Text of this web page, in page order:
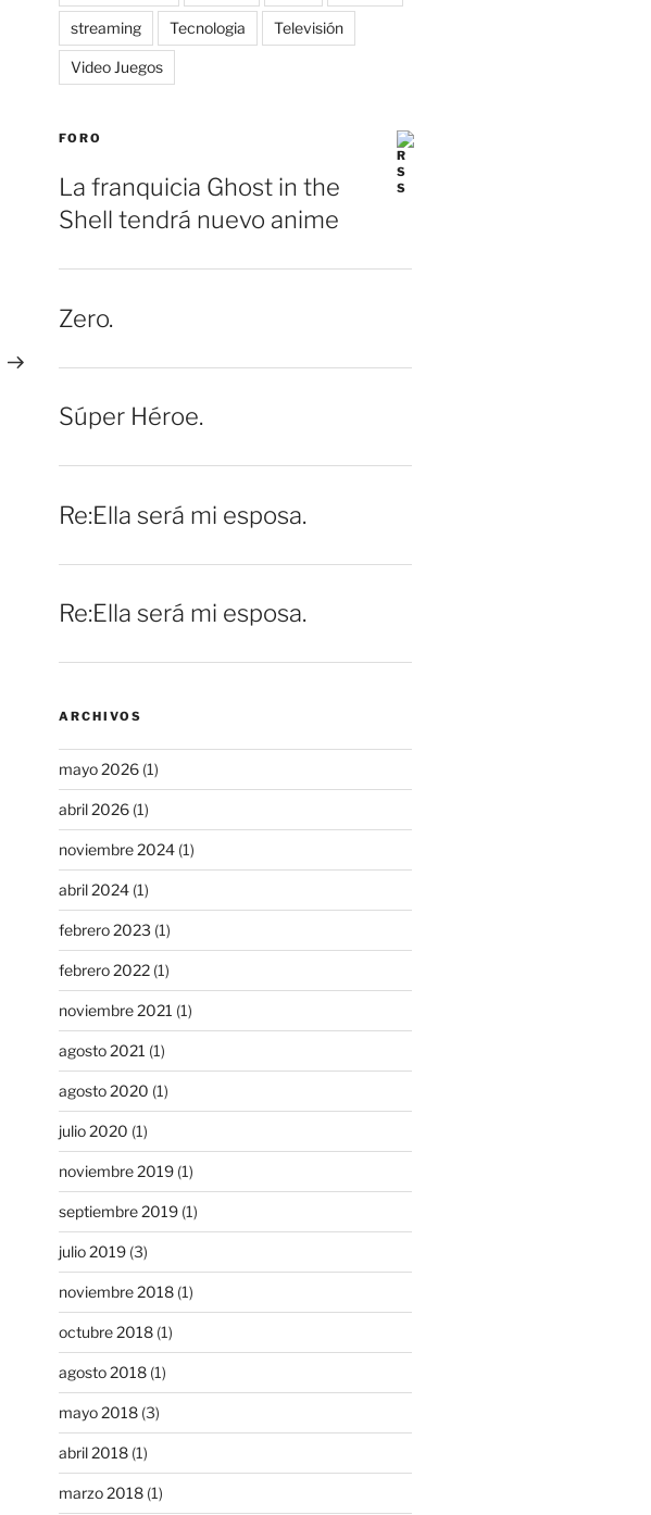
Siguiente
streaming Tecnologia Televisión
Video Juegos
FORO
La franquicia Ghost in the
Shell tendrá nuevo anime
Zero.
Súper Héroe.
Re:Ella será mi esposa.
Re:Ella será mi esposa.
ARCHIVOS
mayo 2026(1)
abril 2026(1)
noviembre 2024(1)
abril 2024(1)
febrero 2023 (1)
febrero 2022(1)
noviembre 2021 (1)
agosto 2021 (1)
agosto 2020 (1)
julio 2020 (1)
noviembre 2019(1)
septiembre 2019(1)
julio 2019(3)
noviembre 2018(1)
octubre 2018(1)
agosto 2018(1)
mayo 2018(3)
abril 2018(1)
marzo 2018(1)